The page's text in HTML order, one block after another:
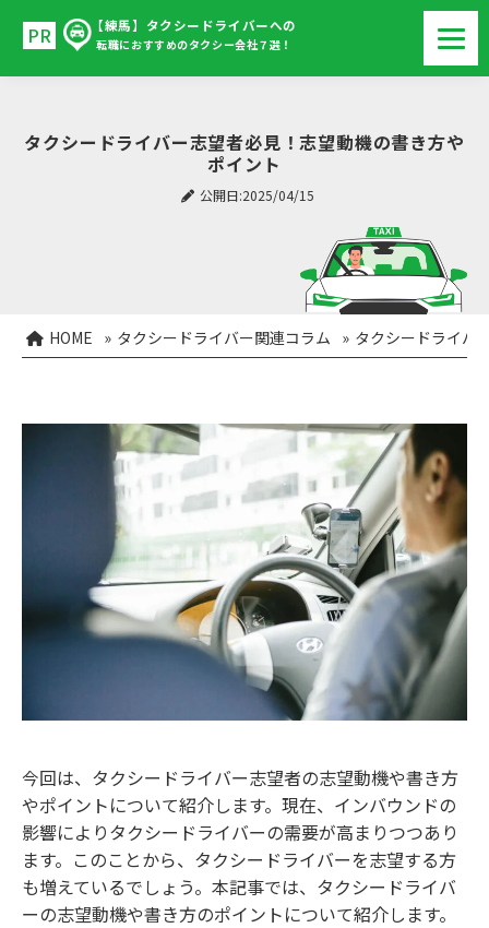
【練馬】タクシードライバーへの
転職におすすめのタクシー会社７選！
タクシードライバー志望者必見！志望動機の書き方や
ポイント
公開日:2025/04/15
HOME » タクシードライバー関連コラム » タクシードライバ
今回は、タクシードライバー志望者の志望動機や書き方
やポイントについて紹介します。現在、インバウンドの
影響によりタクシードライバーの需要が高まりつつあり
ます。このことから、タクシードライバーを志望する方
も増えているでしょう。本記事では、タクシードライバ
ーの志望動機や書き方のポイントについて紹介します。